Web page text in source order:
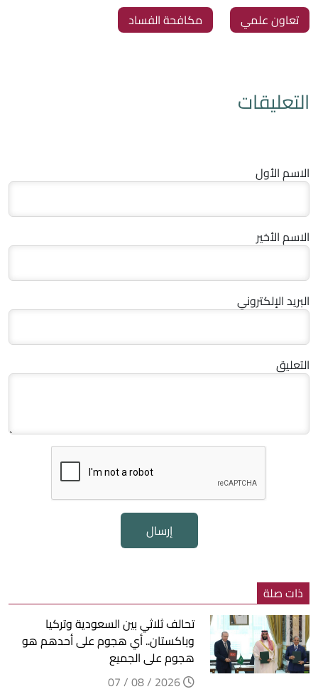
‏تعاون علمي ‏مكافحة الفساد
التعليقات
الاسم الأول
الاسم الأخير
البريد الإلكتروني
التعليق
إرسال
ذات صلة
تحالف ثلاثي بين السعودية وتركيا
وباكستان.. أي هجوم على أحدهم هو
هجوم على الجميع